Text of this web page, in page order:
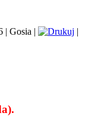
| Gosia |
|